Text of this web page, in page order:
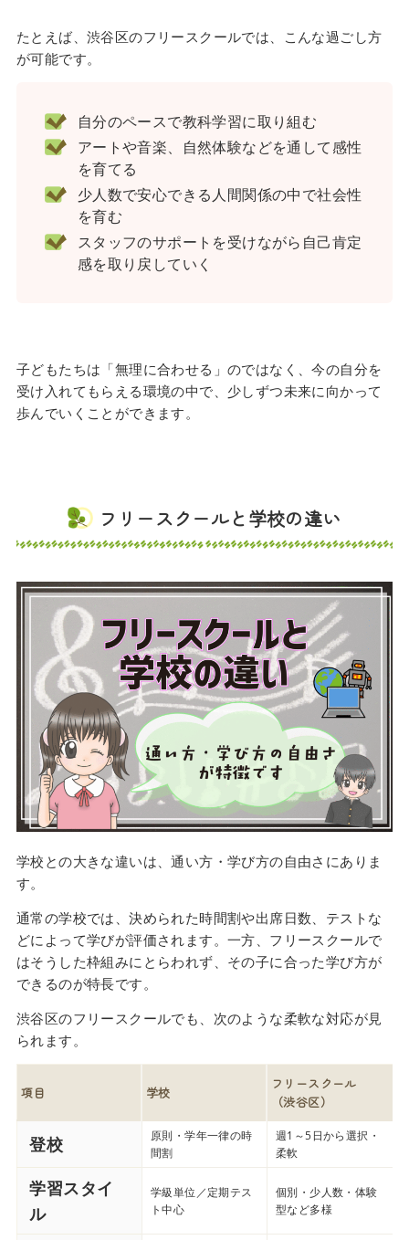
たとえば、渋谷区のフリースクールでは、こんな過ごし方
が可能です。
自分のペースで教科学習に取り組む
アートや音楽、自然体験などを通して感性
を育てる
少人数で安心できる人間関係の中で社会性
を育む
スタッフのサポートを受けながら自己肯定
感を取り戻していく
子どもたちは「無理に合わせる」のではなく、今の自分を
受け入れてもらえる環境の中で、少しずつ未来に向かって
歩んでいくことができます。
フリースクールと学校の違い
学校との大きな違いは、通い方・学び方の自由さにありま
す。
通常の学校では、決められた時間割や出席日数、テストな
どによって学びが評価されます。一方、フリースクールで
はそうした枠組みにとらわれず、その子に合った学び方が
できるのが特長です。
渋谷区のフリースクールでも、次のような柔軟な対応が見
られます。
項目 学校
フリースクール
（渋谷区）
登校
原則・学年一律の時
間割
週1～5日から選択・
柔軟
学習スタイ
ル
学級単位／定期テス
ト中心
個別・少人数・体験
型など多様